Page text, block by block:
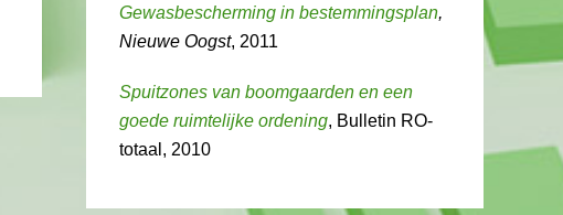
Gewasbescherming in bestemmingsplan,
Nieuwe Oogst, 2011
Spuitzones van boomgaarden en een
goede ruimtelijke ordening, Bulletin RO-
totaal, 2010